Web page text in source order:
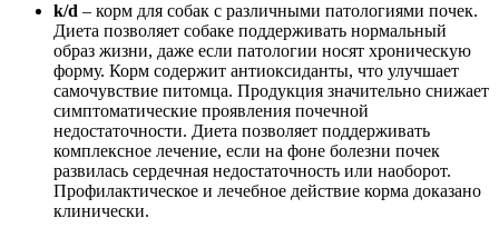
k/d – корм для собак с различными патологиями почек.
Диета позволяет собаке поддерживать нормальный
образ жизни, даже если патологии носят хроническую
форму. Корм содержит антиоксиданты, что улучшает
самочувствие питомца. Продукция значительно снижает
симптоматические проявления почечной
недостаточности. Диета позволяет поддерживать
комплексное лечение, если на фоне болезни почек
развилась сердечная недостаточность или наоборот.
Профилактическое и лечебное действие корма доказано
клинически.